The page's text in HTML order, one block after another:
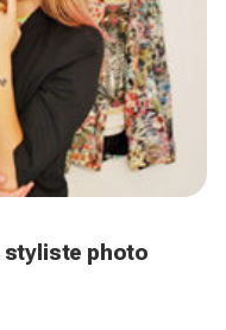
styliste photo